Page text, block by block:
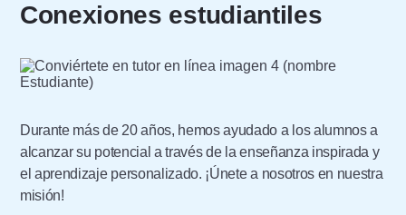
Conexiones estudiantiles
Durante más de 20 años, hemos ayudado a los alumnos a
alcanzar su potencial a través de la enseñanza inspirada y
el aprendizaje personalizado. ¡Únete a nosotros en nuestra
misión!